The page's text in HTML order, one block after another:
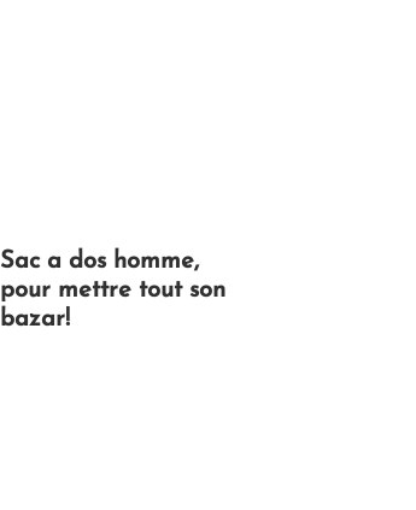
Sac a dos homme,
pour mettre tout son
bazar!